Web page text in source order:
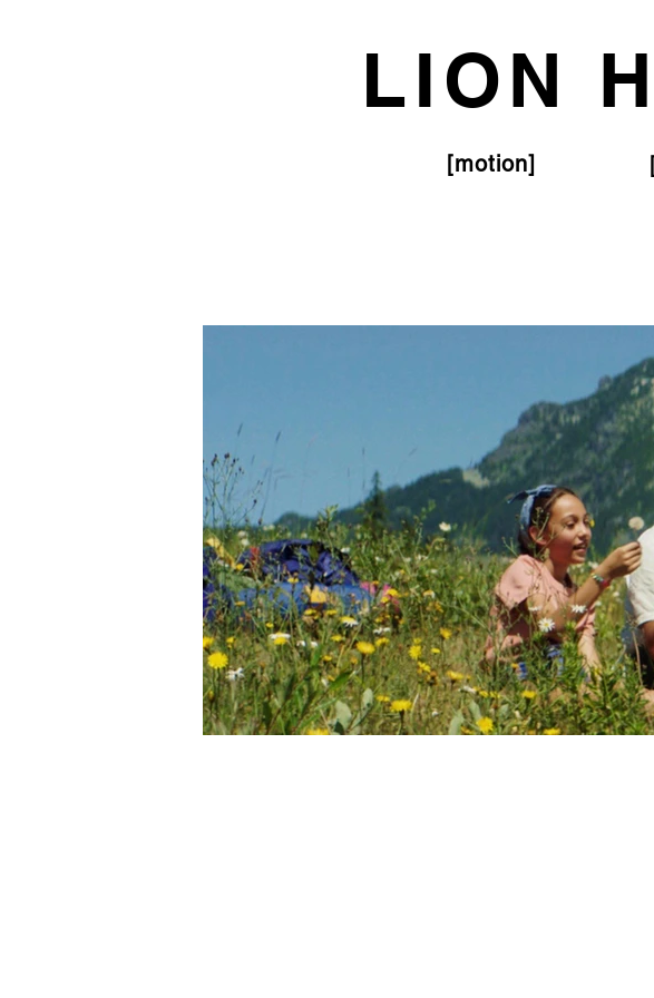
LION
[motion]